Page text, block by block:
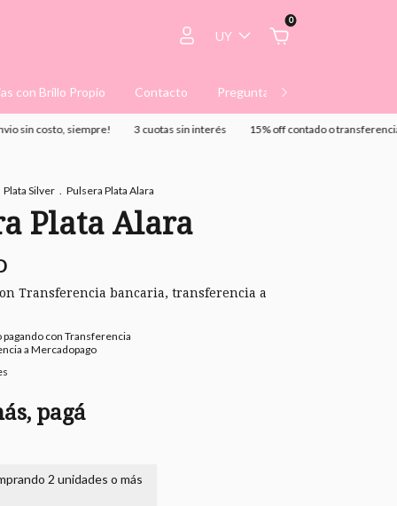
UY
0
con Brillo Propio Contacto Preguntas Frecuentes
siempre! 3 cuotas sin interés 15% off contado o transferencia
Plata Silver . Pulsera Plata Alara
Plata Alara
Transferencia bancaria, transferencia a
pagando con Transferencia
a Mercadopago
pagá
2 unidades o más